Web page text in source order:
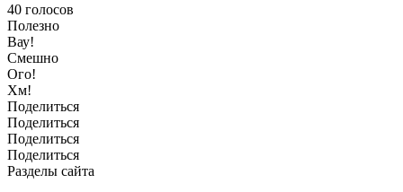
40 голосов
Полезно
Вау!
Смешно
Ого!
Хм!
Поделиться
Поделиться
Поделиться
Поделиться
Разделы сайта